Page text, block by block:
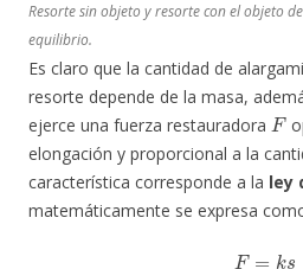
Resorte sin objeto y resorte con el objeto
equilibrio.
Es claro que la cantidad de
resorte depende de la masa,
ejerce una fuerza restauradora
F
elongación y proporcional a la
característica corresponde a la ley
matemáticamente se expresa
(2) ks